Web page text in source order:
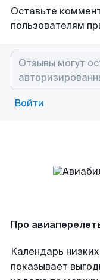
Оставьте
пользователям
Войти
Про
Календарь
показывает